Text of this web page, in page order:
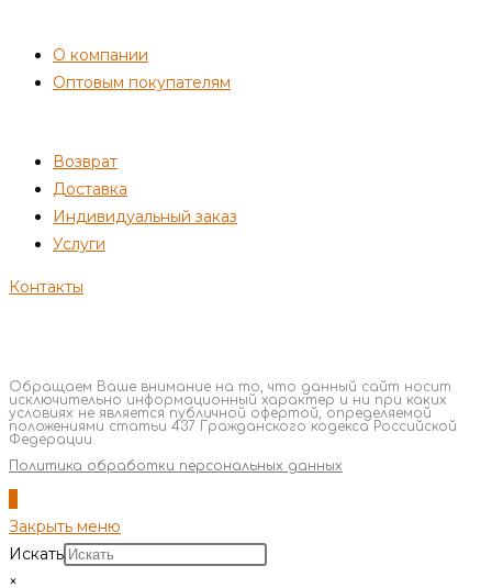
О компании
Оптовым покупателям
Возврат
Доставка
Индивидуальный заказ
Услуги
Контакты
Обращаем Ваше внимание на то, что данный сайт носит
исключительно информационный характер и ни при каких
условиях не является публичной офертой, определяемой
положениями статьи 437 Гражданского кодекса Российской
Федерации.
Политика обработки персональных данных
Закрыть меню
Искать
×